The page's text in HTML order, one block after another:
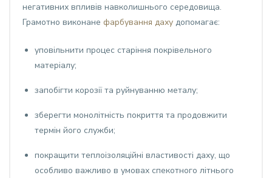
негативних впливів навколишнього середовища.
Грамотно виконане фарбування даху допомагає:
уповільнити процес старіння покрівельного
матеріалу;
запобігти корозії та руйнуванню металу;
зберегти монолітність покриття та продовжити
термін його служби;
покращити теплоізоляційні властивості даху, що
особливо важливо в умовах спекотного літнього